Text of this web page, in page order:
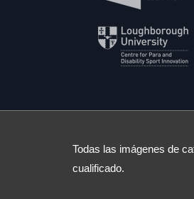
Todas las imágenes de
cualificado.